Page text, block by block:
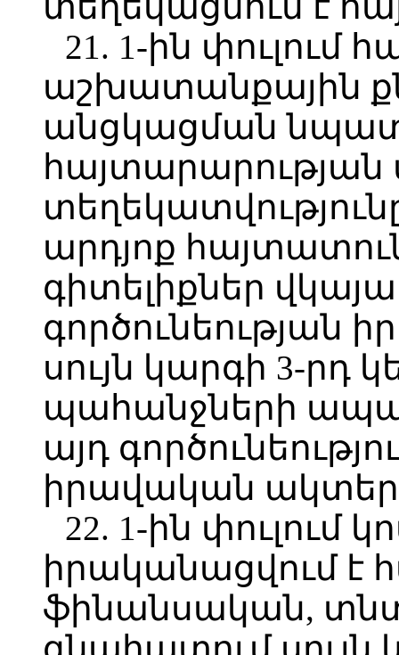
21. 1-ին փուլում
աշխատանքային
անցկացման
հայտարարության
արդյոք
գիտելիքներ
գործունեության
սույն կարգի 3-րդ
պահանջների
այդ
իրավական
22. 1-ին փուլում
իրականացվում է
ֆինանսական,